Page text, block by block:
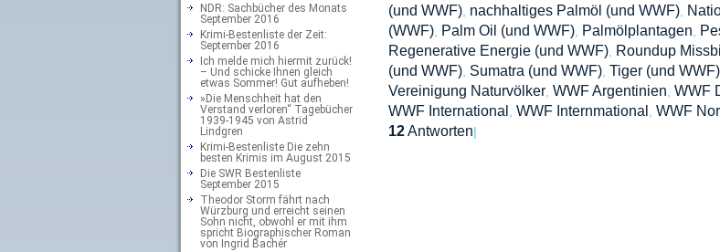
NDR: Sachbücher des Monats
September 2016
Krimi-Bestenliste der Zeit:
September 2016
Ich melde mich hiermit zurück!
– Und schicke Ihnen gleich
etwas Sommer! Gut aufheben!
»Die Menschheit hat den
Verstand verloren“ Tagebücher
1939-1945 von Astrid
Lindgren
Krimi-Bestenliste Die zehn
besten Krimis im August 2015
Die SWR Bestenliste
September 2015
Theodor Storm fährt nach
Würzburg und erreicht seinen
Sohn nicht, obwohl er mit ihm
spricht Biographischer Roman
von Ingrid Bachér
(und WWF), nachhaltiges Palmöl (und WWF),
(WWF), Palm Oil (und WWF), Palmölplantagen
Regenerative Energie (und WWF), Roundup
(und WWF), Sumatra (und WWF), Tiger (und WWF),
Vereinigung Naturvölker, WWF Argentinien WWF
WWF International WWF Internmational WWF
12Antworten|